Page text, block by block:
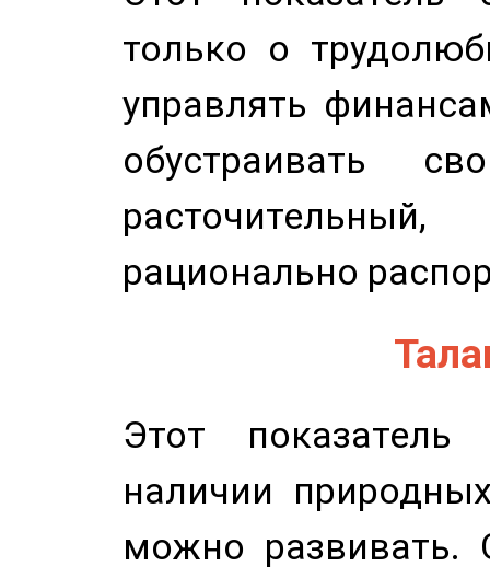
только о
управлять
обустраивать
рационально
Этот показатель
наличии
можно развивать.